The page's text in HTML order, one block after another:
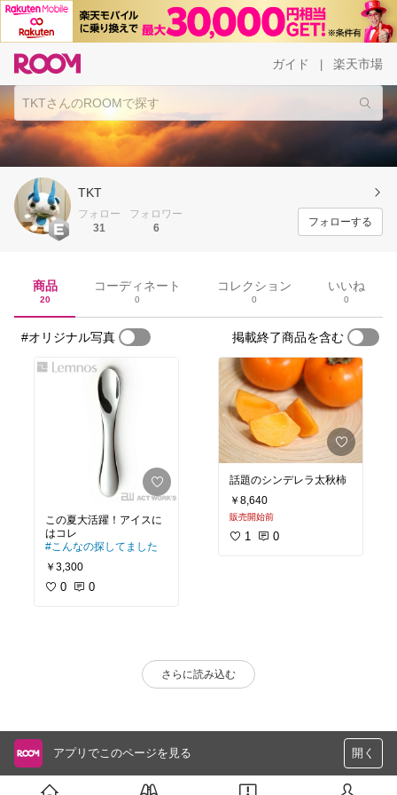
ガイド 楽天市場
TKT
フォロー
31
フォロワー
6
フォローする
商品
20
コーディネート
0
コレクション
0
いいね
0
#オリジナル写真 掲載終了商品を含む
この夏大活躍！アイスに
#こんなの探してました
￥3,300
0 0
話題のシンデレラ太秋柿
￥8,640
販売開始前
1 0
さらに読み込む
アプリでこのページを見る 開く